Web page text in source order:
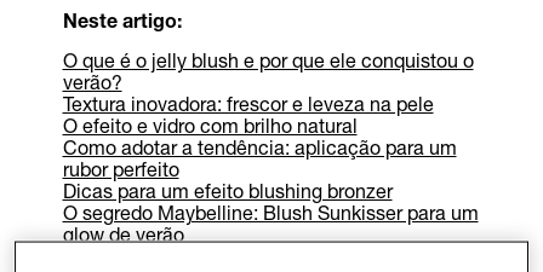
Neste artigo:
O que é o jelly blush e por que ele conquistou o
verão?
Textura inovadora: frescor e leveza na pele
O efeito e vidro com brilho natural
Como adotar a tendência: aplicação para um
rubor perfeito
Dicas para um efeito blushing bronzer
O segredo Maybelline: Blush Sunkisser para um
glow de verão